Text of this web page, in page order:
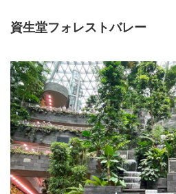
資生堂フォレストバレー